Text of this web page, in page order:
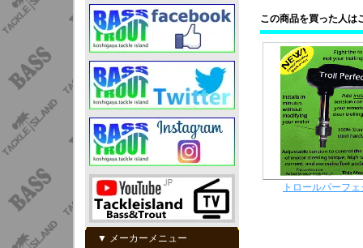
▼ メーカーメニュー
この商品を買った人は
トロールパーフ